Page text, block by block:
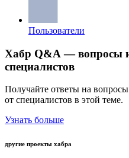
Пользователи
Хабр Q&A — вопросы
специалистов
Получайте ответы на
от специалистов в этой теме.
Узнать больше
другие проекты хабра